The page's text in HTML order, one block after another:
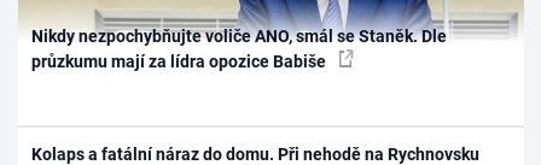
Nikdy nezpochybňujte voliče ANO, smál se Staněk. Dle
průzkumu mají za lídra opozice Babiše
Kolaps a fatální náraz do domu. Při nehodě na Rychnovsku